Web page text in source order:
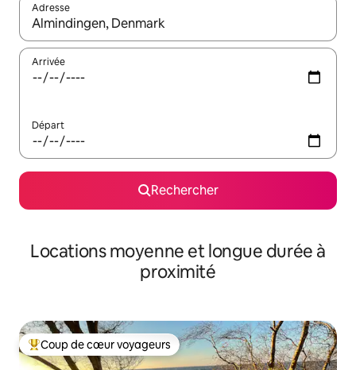
Adresse
Lorsque les résultats s'affichent, utilisez les flèches vers le
Arrivée
Départ
Rechercher
Locations moyenne et longue durée à
proximité
Coups de cœur voyageurs les plus appréciés
Coup de cœur voyageurs